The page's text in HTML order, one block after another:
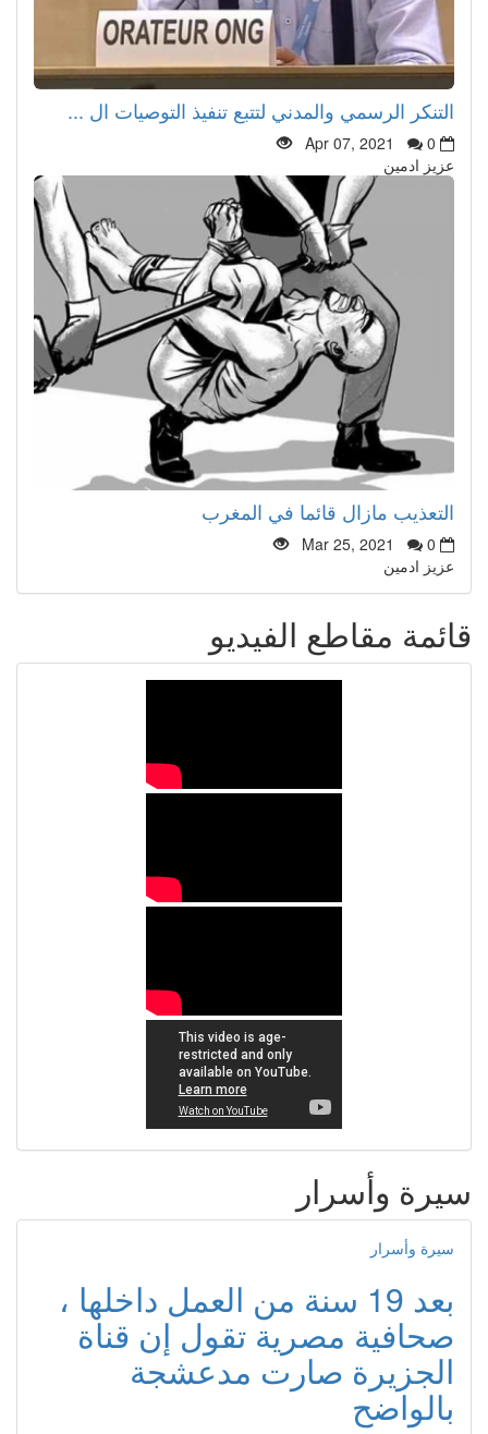
التنكر الرسمي والمدني لتتبع تنفيذ التوصيات ال ...
Apr 07, 2021
0
عزيز ادمين
التعذيب مازال قائما في المغرب
Mar 25, 2021
0
عزيز ادمين
قائمة مقاطع الفيديو
سيرة وأسرار
سيرة وأسرار
بعد 19 سنة من العمل داخلها ،
صحافية مصرية تقول إن قناة
الجزيرة صارت مدعشجة
بالواضح